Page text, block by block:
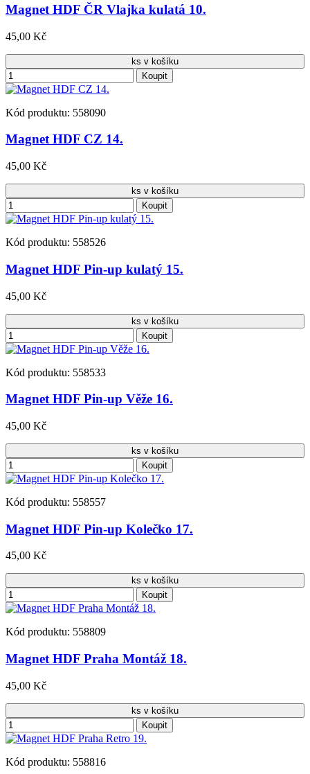
Magnet HDF ČR Vlajka kulatá 10.
45,00 Kč
ks v košíku
Koupit
Kód produktu: 558090
Magnet HDF CZ 14.
45,00 Kč
ks v košíku
Koupit
Kód produktu: 558526
Magnet HDF Pin-up kulatý 15.
45,00 Kč
ks v košíku
Koupit
Kód produktu: 558533
Magnet HDF Pin-up Věže 16.
45,00 Kč
ks v košíku
Koupit
Kód produktu: 558557
Magnet HDF Pin-up Kolečko 17.
45,00 Kč
ks v košíku
Koupit
Kód produktu: 558809
Magnet HDF Praha Montáž 18.
45,00 Kč
ks v košíku
Koupit
Kód produktu: 558816